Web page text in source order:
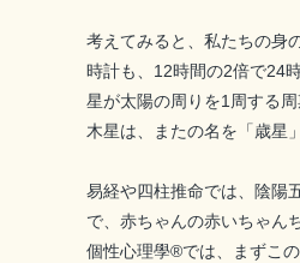
考えてみると、私たちの身
時計も、12時間の2倍で24
星が太陽の周りを1周する
木星は、またの名を「歳星
易経や四柱推命では、陰陽
で、赤ちゃんの赤いちゃん
個性心理學®では、まずこの